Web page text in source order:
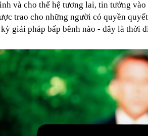
và cho thế hệ tương lai, tin tưởng
trao cho những người có quyền
giải pháp bấp bênh nào - đây là thời